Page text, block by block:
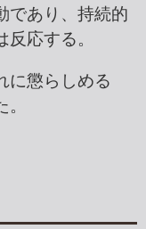
であり、持続的
応する。
に懲らしめる